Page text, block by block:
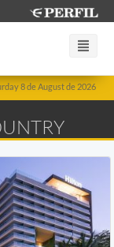
8 de August de 2026